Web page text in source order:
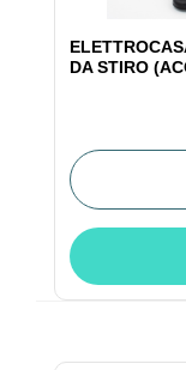
DA STIRO